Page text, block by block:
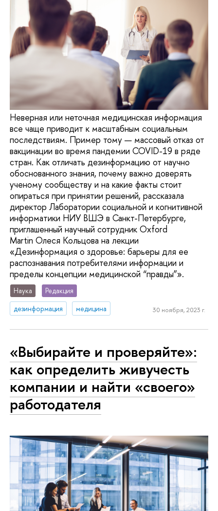
Неверная или неточная медицинская информация
все чаще приводит к масштабным социальным
последствиям. Пример тому — массовый отказ от
вакцинации во время пандемии COVID-19 в ряде
стран. Как отличать дезинформацию от научно
обоснованного знания, почему важно доверять
ученому сообществу и на какие факты стоит
опираться при принятии решений, рассказала
директор Лаборатории социальной и когнитивной
информатики НИУ ВШЭ в Санкт-Петербурге,
приглашенный научный сотрудник Oxford
Martin Олеся Кольцова на лекции
«Дезинформация о здоровье: барьеры для ее
распознавания потребителями информации и
пределы концепции медицинской “правды”».
Наука
Редакция
дезинформация
медицина 30 ноября, 2023 г.
«Выбирайте и проверяйте»:
как определить живучесть
компании и найти «своего»
работодателя